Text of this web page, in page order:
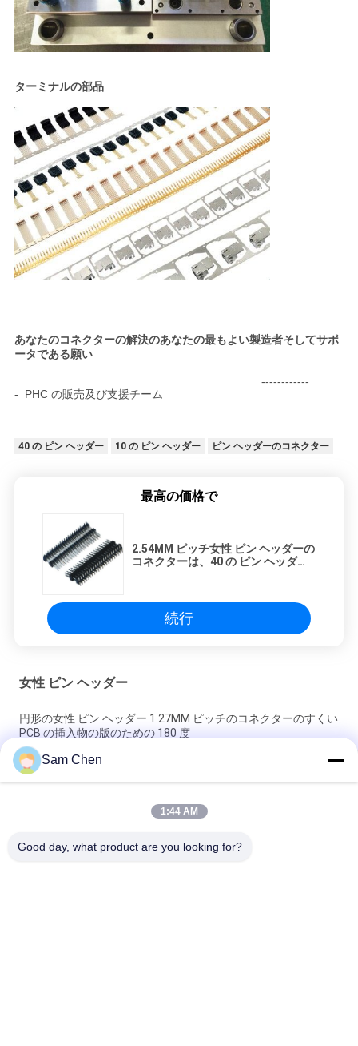
ターミナルの部品
あなたのコネクターの解決のあなたの最もよい製造者そしてサポ
ータである願い
------------
- PHC の販売及び支援チーム
40 の ピン ヘッダー 10 の ピン ヘッダー ピン ヘッダーのコネクター
最高の価格で
2.54MM ピッチ女性 ピン ヘッダーの
コネクターは、40 の ピン ヘッダー
続行
女性 ピン ヘッダー
円形の女性 ピン ヘッダー 1.27MM ピッチのコネクターのすくい
PCB の挿入物の版のための 180 度
金張りされる女性ヘッダー 1.27mm ピッチの倍の列 50 ピン
SMT LCP プラスチック黒
帽子 LCP のプラスチックが付いている黒い女性 ピン ヘッダー
Sam Chen
1:44 AM
Good day, what product are you looking for?